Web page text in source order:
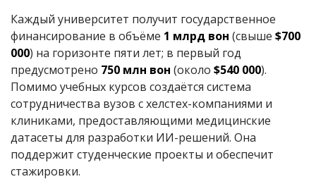
Каждый университет получит государственное
финансирование в объёме 1 млрд вон (свыше $700
000) на горизонте пяти лет; в первый год
предусмотрено 750 млн вон (около $540 000).
Помимо учебных курсов создаётся система
сотрудничества вузов с хелстех-компаниями и
клиниками, предоставляющими медицинские
датасеты для разработки ИИ-решений. Она
поддержит студенческие проекты и обеспечит
стажировки.